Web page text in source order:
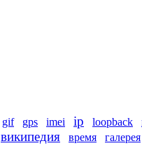
gif gps imei ip loopback
википедия время галерея